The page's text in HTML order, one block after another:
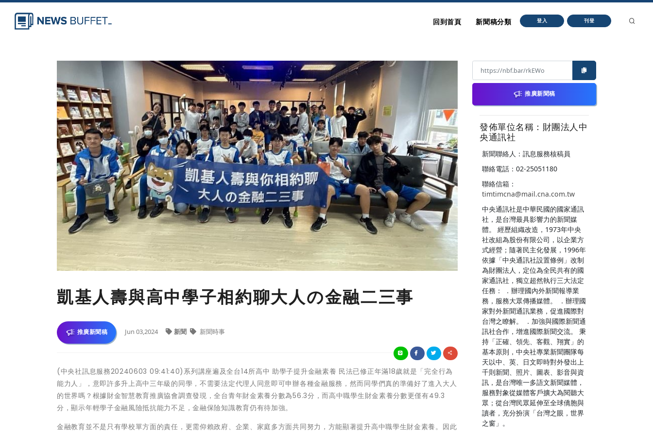
回到首頁 新聞稿分類 登入 刊登
凱基人壽與高中學子相約聊大人の金融二三事
推廣新聞稿 Jun 03,2024 新聞 新聞時事
(中央社訊息服務20240603 09:41:40)系列講座遍及全台14所高中 助學子提升金融素養 民法已修正年滿18歲就是「完全行為
能力人」，意即許多升上高中三年級的同學，不需要法定代理人同意即可申辦各種金融服務，然而同學們真的準備好了進入大人
的世界嗎？根據財金智慧教育推廣協會調查發現，全台青年財金素養分數為56.3分，而高中職學生財金素養分數更僅有49.3
分，顯示年輕學子金融風險抵抗能力不足，金融保險知識教育仍有待加強。
金融教育並不是只有學校單方面的責任，更需仰賴政府、企業、家庭多方面共同努力，方能顯著提升高中職學生財金素養。因此
推廣新聞稿
發佈單位名稱：財團法人中
央通訊社
新聞聯絡人：訊息服務核稿員
聯絡電話：02-25051180
聯絡信箱：
timtimcna@mail.cna.com.tw
中央通訊社是中華民國的國家通訊
社，是台灣最具影響力的新聞媒
體。 經歷組織改造，1973年中央
社改組為股份有限公司，以企業方
式經營；隨著民主化發展，1996年
依據「中央通訊社設置條例」改制
為財團法人，定位為全民共有的國
家通訊社，獨立超然執行三大法定
任務： ．辦理國內外新聞報導業
務，服務大眾傳播媒體。 ．辦理國
家對外新聞通訊業務，促進國際對
台灣之瞭解。 ．加強與國際新聞通
訊社合作，增進國際新聞交流。 秉
持「正確、領先、客觀、翔實」的
基本原則，中央社專業新聞團隊每
天以中、英、日文即時對外發出上
千則新聞、照片、圖表、影音與資
訊，是台灣唯一多語文新聞媒體，
服務對象從媒體客戶擴大為閱聽大
眾；從台灣民眾延伸至全球僑胞與
讀者，充分扮演「台灣之眼，世界
之窗」。